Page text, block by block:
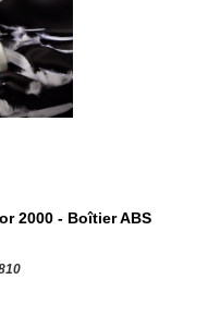
2000 - Boîtier ABS